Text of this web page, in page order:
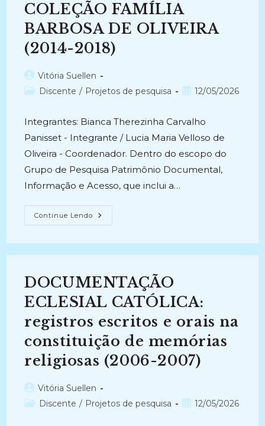
COLEÇÃO FAMÍLIA
BARBOSA DE OLIVEIRA
(2014-2018)
Autor
do
Vitória Suellen
Categoria
Discente / Projetos de pesquisa
Post12/05/2026
Integrantes: Bianca Therezinha Carvalho
Panisset - Integrante / Lucia Maria Velloso de
Oliveira - Coordenador. Dentro do escopo do
Grupo de Pesquisa Patrimônio Documental,
Informação e Acesso, que inclui a…
Continue Lendo TIPOLOGIA
DOCUMENTAL
BARBOSA
(2014-
2018)
DOCUMENTAÇÃO
ECLESIAL CATÓLICA:
registros escritos e orais na
constituição de memórias
religiosas (2006-2007)
Autor
do
Vitória Suellen
Categoria
Discente / Projetos de pesquisa
Post12/05/2026